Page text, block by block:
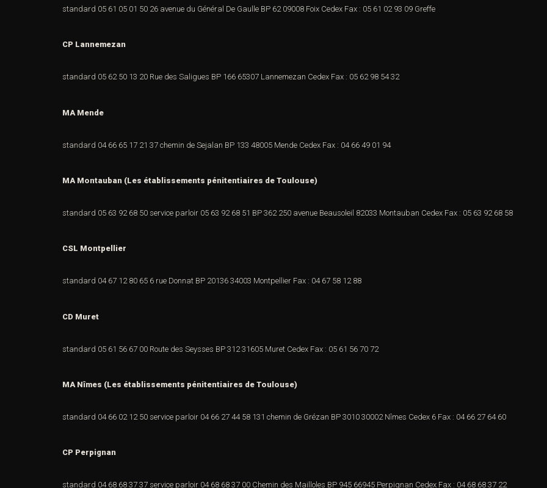
standard 05 61 05 01 50 26 avenue du Général De Gaulle BP 62 09008 Foix Cedex Fax : 05 61 02 93 09 Greffe
CP Lannemezan
standard 05 62 50 13 20 Rue des Saligues BP 166 65307 Lannemezan Cedex Fax : 05 62 98 54 32
MA Mende
standard 04 66 65 17 21 37 chemin de Sejalan BP 133 48005 Mende Cedex Fax : 04 66 49 01 94
MA Montauban (Les établissements pénitentiaires de Toulouse)
standard 05 63 92 68 50 service parloir 05 63 92 68 51 BP 362 250 avenue Beausoleil 82033 Montauban Cedex Fax : 05 63 92 68 58
CSL Montpellier
standard 04 67 12 80 65 6 rue Donnat BP 20136 34003 Montpellier Fax : 04 67 58 12 88
CD Muret
standard 05 61 56 67 00 Route des Seysses BP 312 31605 Muret Cedex Fax : 05 61 56 70 72
MA Nîmes (Les établissements pénitentiaires de Toulouse)
standard 04 66 02 12 50 service parloir 04 66 27 44 58 131 chemin de Grézan BP 3010 30002 Nîmes Cedex 6 Fax : 04 66 27 64 60
CP Perpignan
standard 04 68 68 37 37 service parloir 04 68 68 37 00 Chemin des Mailloles BP 945 66945 Perpignan Cedex Fax : 04 68 68 37 22